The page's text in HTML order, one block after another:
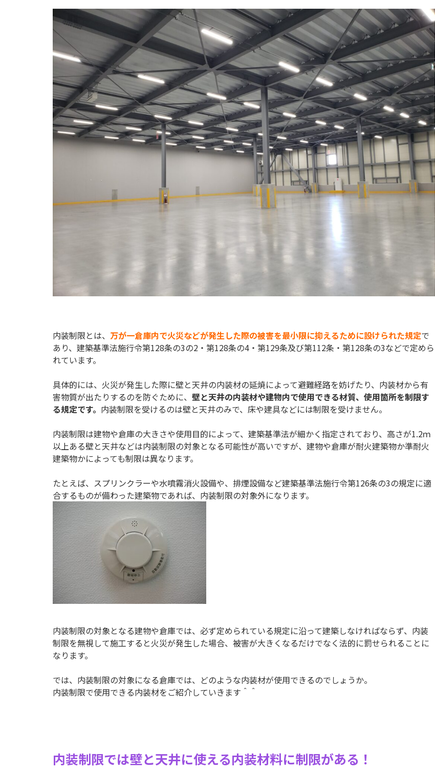
内装制限とは、 万が一倉庫内で火災などが発生した際の被害を最小限に抑えるために設けられた規定で
あり、建築基準法施行令第128条の3の2・第128条の4・第129条及び第112条・第128条の3などで定めら
れています。
具体的には、火災が発生した際に壁と天井の内装材の延焼によって避難経路を妨げたり、内装材から有
害物質が出たりするのを防ぐために、 壁と天井の内装材や建物内で使用できる材質、使用箇所を制限す
る規定です。 内装制限を受けるのは壁と天井のみで、床や建具などには制限を受けません。
内装制限は建物や倉庫の大きさや使用目的によって、建築基準法が細かく指定されており、高さが1.2ｍ
以上ある壁と天井などは内装制限の対象となる可能性が高いですが、建物や倉庫が耐火建築物か準耐火
建築物かによっても制限は異なります。
たとえば、スプリンクラーや水噴霧消火設備や、排煙設備など建築基準法施行令第126条の3の規定に適
合するものが備わった建築物であれば、内装制限の対象外になります。
内装制限の対象となる建物や倉庫では、必ず定められている規定に沿って建築しなければならず、内装
制限を無視して施工すると火災が発生した場合、被害が大きくなるだけでなく法的に罰せられることに
なります。
では、内装制限の対象になる倉庫では、どのような内装材が使用できるのでしょうか。
内装制限で使用できる内装材をご紹介していきます＾＾
内装制限では壁と天井に使える内装材料に制限がある！